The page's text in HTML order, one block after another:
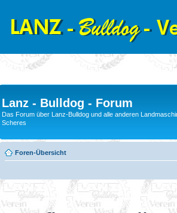
Lanz - Bulldog - Forum
Das Forum über Lanz-Bulldog und alle anderen
Scheres
Foren-Übersicht